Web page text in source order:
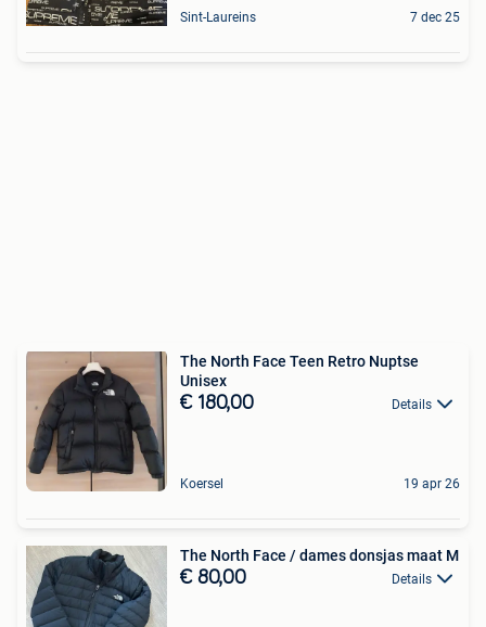
Sint-Laureins 7 dec 25
The North Face Teen Retro Nuptse
Unisex
€ 180,00 Details
Koersel 19 apr 26
The North Face / dames donsjas maat M
€ 80,00 Details